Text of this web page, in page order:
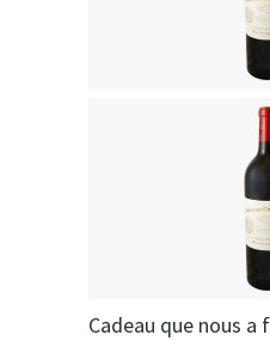
Cadeau que nous